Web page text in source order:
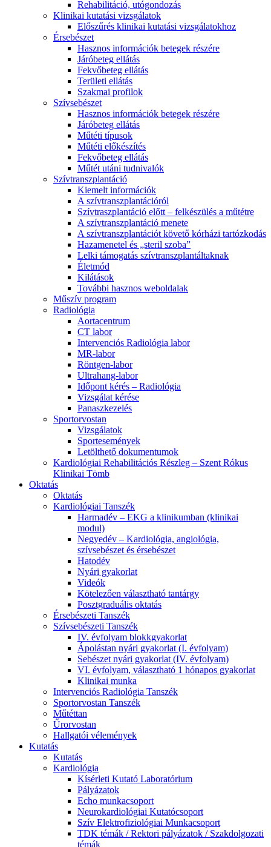
Rehabilitáció, utógondozás
Klinikai kutatási vizsgálatok
Előszűrés klinikai kutatási vizsgálatokhoz
Érsebészet
Hasznos információk betegek részére
Járóbeteg ellátás
Fekvőbeteg ellátás
Területi ellátás
Szakmai profilok
Szívsebészet
Hasznos információk betegek részére
Járóbeteg ellátás
Műtéti típusok
Műtéti előkészítés
Fekvőbeteg ellátás
Műtét utáni tudnivalók
Szívtranszplantáció
Kiemelt információk
A szívtranszplantációról
Szívtraszplantáció előtt – felkészülés a műtétre
A szívtranszplantáció menete
A szívtranszplantációt követő kórházi tartózkodás
Hazamenetel és „steril szoba”
Lelki támogatás szívtranszplantáltaknak
Életmód
Kilátások
További hasznos weboldalak
Műszív program
Radiológia
Aortacentrum
CT labor
Intervenciós Radiológia labor
MR-labor
Röntgen-labor
Ultrahang-labor
Időpont kérés – Radiológia
Vizsgálat kérése
Panaszkezelés
Sportorvostan
Vizsgálatok
Sportesemények
Letölthető dokumentumok
Kardiológiai Rehabilitációs Részleg – Szent Rókus
Klinikai Tömb
Oktatás
Oktatás
Kardiológiai Tanszék
Harmadév – EKG a klinikumban (klinikai
modul)
Negyedév – Kardiológia, angiológia,
szívsebészet és érsebészet
Hatodév
Nyári gyakorlat
Videók
Kötelezően választható tantárgy
Posztgraduális oktatás
Érsebészeti Tanszék
Szívsebészeti Tanszék
IV. évfolyam blokkgyakorlat
Ápolástan nyári gyakorlat (I. évfolyam)
Sebészet nyári gyakorlat (IV. évfolyam)
VI. évfolyam, választható 1 hónapos gyakorlat
Klinikai munka
Intervenciós Radiológia Tanszék
Sportorvostan Tanszék
Műtéttan
Űrorvostan
Hallgatói vélemények
Kutatás
Kutatás
Kardiológia
Kísérleti Kutató Laboratórium
Pályázatok
Echo munkacsoport
Neurokardiológiai Kutatócsoport
Szív Elektrofiziológiai Munkacsoport
TDK témák / Rektori pályázatok / Szakdolgozati
témák